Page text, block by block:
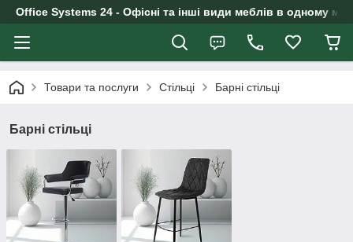
Office Systems 24 - Офісні та інші види меблів в одному
Товари та послуги Стільці Барні стільці
Барні стільці